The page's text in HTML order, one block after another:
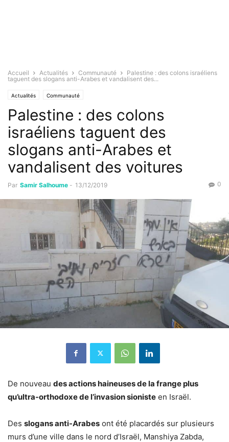
Accueil Actualités Communauté
Palestine : des colons israéliens
taguent des slogans anti-Arabes et vandalisent des...
Actualités Communauté
Palestine : des colons
israéliens taguent des
slogans anti-Arabes et
vandalisent des voitures
Par Samir Salhoume - 13/12/2019 0
De nouveau des actions haineuses de la frange plus
qu’ultra-orthodoxe de l’invasion sioniste en Israël.
Des slogans anti-Arabes ont été placardés sur plusieurs
murs d’une ville dans le nord d’Israël, Manshiya Zabda,